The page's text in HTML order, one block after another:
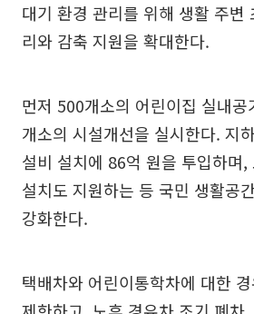
대기 환경 관리를 위해 생활 주변
리와 감축 지원을 확대한다.
먼저 500개소의 어린이집 실내
개소의 시설개선을 실시한다. 지
설비 설치에 86억 원을 투입하며,
설치도 지원하는 등 국민 생활공
강화한다.
택배차와 어린이통학차에 대한